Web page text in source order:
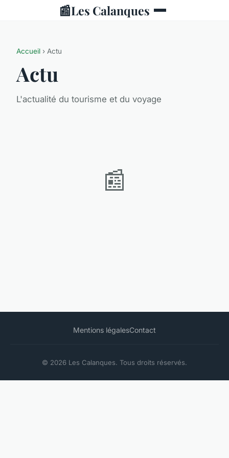
📰Les Calanques
Accueil › Actu
Actu
L'actualité du tourisme et du voyage
📰
Mentions légalesContact
© 2026 Les Calanques. Tous droits réservés.